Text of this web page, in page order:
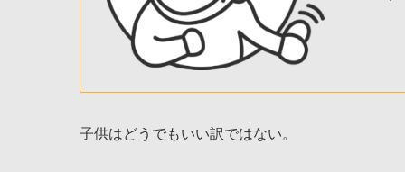
子供はどうでもいい訳ではない。